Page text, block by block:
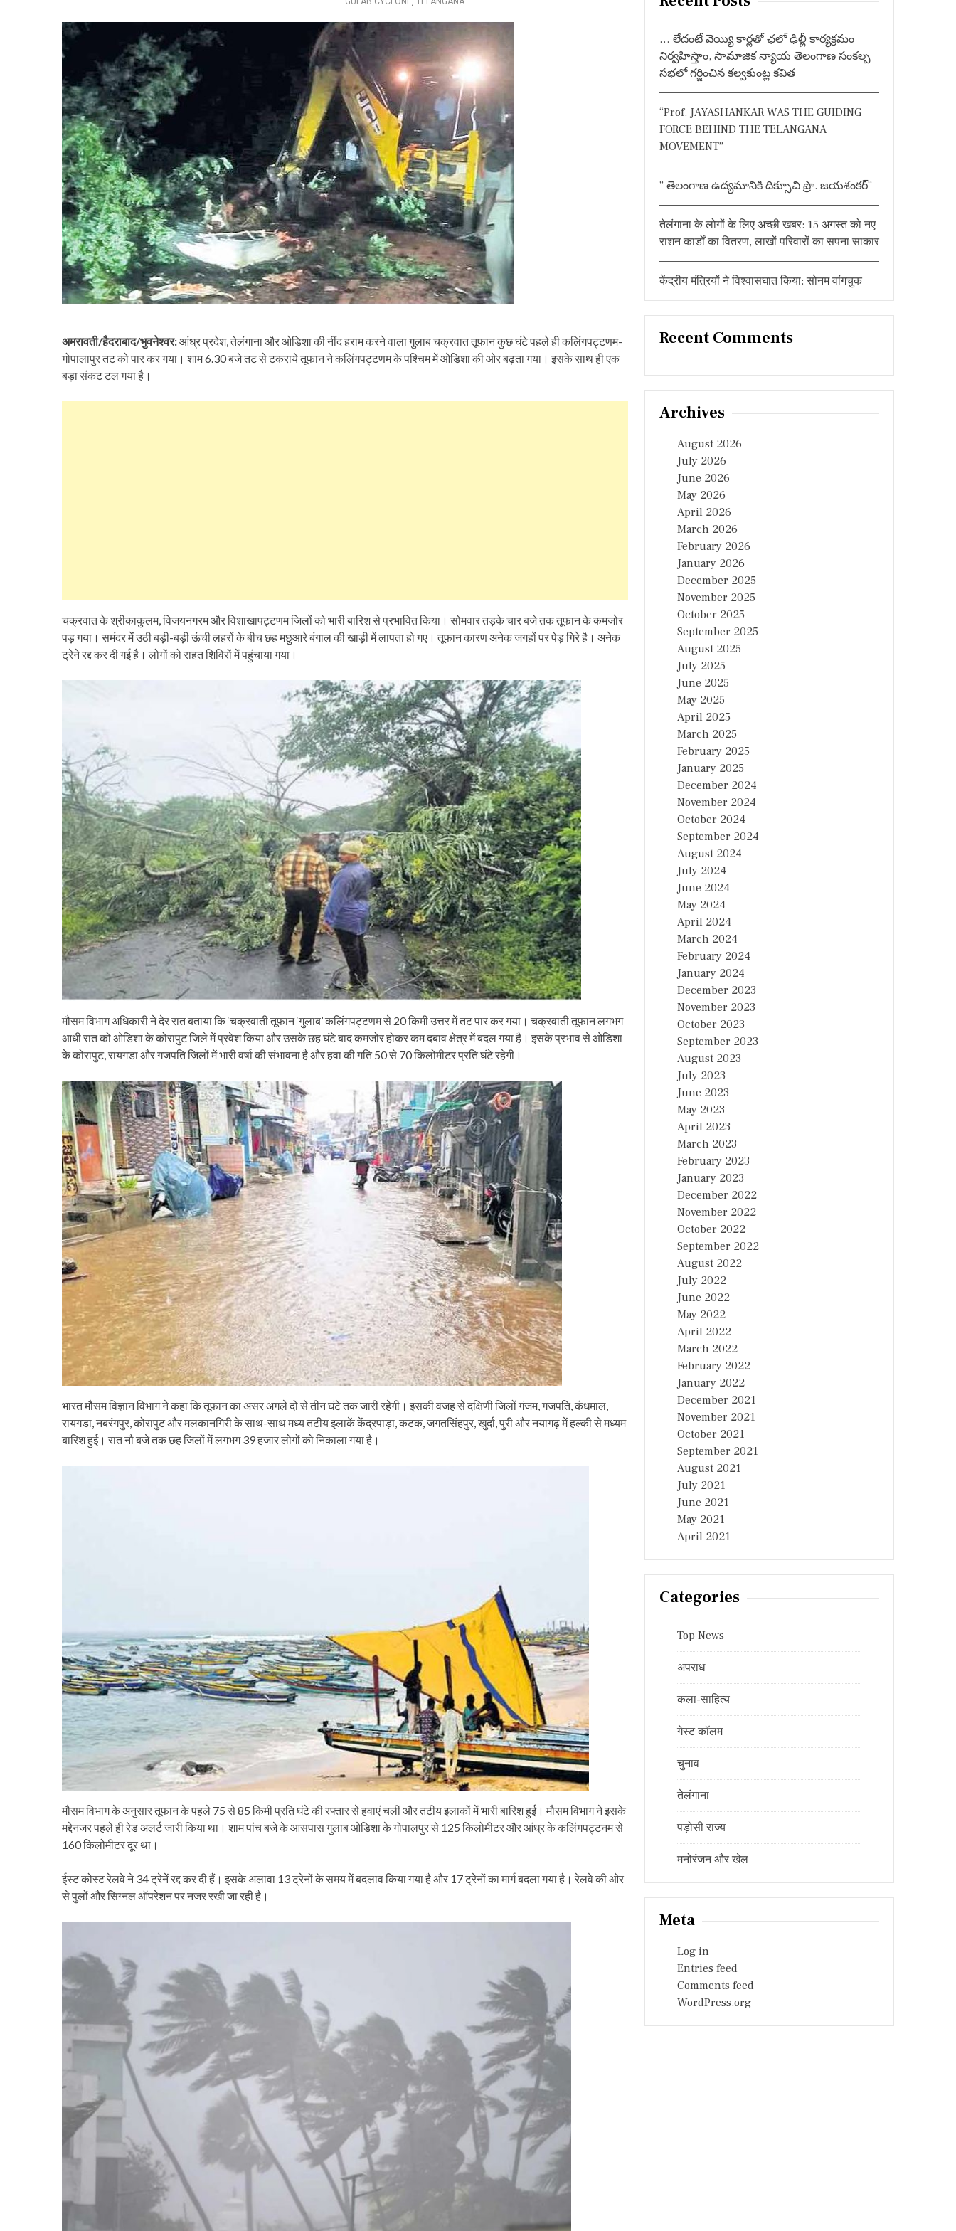
अमरावती/हैदराबाद/भुवनेश्वर:आंध्र प्रदेश, तेलंगाना और ओडिशा की नींद हराम करने वाला गुलाब चक्रवात तूफान कुछ घंटे पहले ही कलिंगपट्टणम-
गोपालापुर तट को पार कर गया। शाम 6.30 बजे तट से टकराये तूफान ने कलिंगपट्टणम के पश्चिम में ओडिशा की ओर बढ़ता गया। इसके साथ ही एक
बड़ा संकट टल गया है।
चक्रवात के श्रीकाकुलम, विजयनगरम और विशाखापट्टणम जिलों को भारी बारिश से प्रभावित किया। सोमवार तड़के चार बजे तक तूफान के कमजोर
पड़ गया। समंदर में उठी बड़ी-बड़ी ऊंची लहरों के बीच छह मछुआरे बंगाल की खाड़ी में लापता हो गए। तूफान कारण अनेक जगहों पर पेड़ गिरे है। अनेक
ट्रेने रद्द कर दी गई है। लोगों को राहत शिविरों में पहुंचाया गया।
मौसम विभाग अधिकारी ने देर रात बताया कि ‘चक्रवाती तूफान ‘गुलाब’ कलिंगपट्टणम से 20 किमी उत्तर में तट पार कर गया। चक्रवाती तूफान लगभग
आधी रात को ओडिशा के कोरापुट जिले में प्रवेश किया और उसके छह घंटे बाद कमजोर होकर कम दबाव क्षेत्र में बदल गया है। इसके प्रभाव से ओडिशा
के कोरापुट, रायगडा और गजपति जिलों में भारी वर्षा की संभावना है और हवा की गति 50 से 70 किलोमीटर प्रति घंटे रहेगी।
भारत मौसम विज्ञान विभाग ने कहा कि तूफान का असर अगले दो से तीन घंटे तक जारी रहेगी। इसकी वजह से दक्षिणी जिलों गंजम, गजपति, कंधमाल,
रायगडा, नबरंगपुर, कोरापुट और मलकानगिरी के साथ-साथ मध्य तटीय इलाकें केंद्रपाड़ा, कटक, जगतसिंहपुर, खुर्दा, पुरी और नयागढ़ में हल्की से मध्यम
बारिश हुई। रात नौ बजे तक छह जिलों में लगभग 39 हजार लोगों को निकाला गया है।
मौसम विभाग के अनुसार तूफान के पहले 75 से 85 किमी प्रति घंटे की रफ्तार से हवाएं चलीं और तटीय इलाकों में भारी बारिश हुई। मौसम विभाग ने इसके
मद्देनजर पहले ही रेड अलर्ट जारी किया था। शाम पांच बजे के आसपास गुलाब ओडिशा के गोपालपुर से 125 किलोमीटर और आंध्र के कलिंगपट्टनम से
160 किलोमीटर दूर था।
ईस्ट कोस्ट रेलवे ने 34 ट्रेनें रद्द कर दी हैं। इसके अलावा 13 ट्रेनों के समय में बदलाव किया गया है और 17 ट्रेनों का मार्ग बदला गया है। रेलवे की ओर
से पुलों और सिग्नल ऑपरेशन पर नजर रखी जा रही है।
… లేదంటే వెయ్యి కార్లతో ఛలో ఢిల్లీ కార్యక్రమం
నిర్వహిస్తాం, సామాజిక న్యాయ తెలంగాణ సంకల్ప
సభలో గర్జించిన కల్వకుంట్ల కవిత
“Prof. JAYASHANKAR WAS THE GUIDING
FORCE BEHIND THE TELANGANA
MOVEMENT”
” తెలంగాణ ఉద్యమానికి దిక్సూచి ప్రొ. జయశంకర్”
तेलंगाना के लोगों के लिए अच्छी खबर: 15 अगस्त को नए
राशन कार्डों का वितरण, लाखों परिवारों का सपना साकार
केंद्रीय मंत्रियों ने विश्वासघात किया: सोनम वांगचुक
Recent Comments
Archives
August 2026
July 2026
June 2026
May 2026
April 2026
March 2026
February 2026
January 2026
December 2025
November 2025
October 2025
September 2025
August 2025
July 2025
June 2025
May 2025
April 2025
March 2025
February 2025
January 2025
December 2024
November 2024
October 2024
September 2024
August 2024
July 2024
June 2024
May 2024
April 2024
March 2024
February 2024
January 2024
December 2023
November 2023
October 2023
September 2023
August 2023
July 2023
June 2023
May 2023
April 2023
March 2023
February 2023
January 2023
December 2022
November 2022
October 2022
September 2022
August 2022
July 2022
June 2022
May 2022
April 2022
March 2022
February 2022
January 2022
December 2021
November 2021
October 2021
September 2021
August 2021
July 2021
June 2021
May 2021
April 2021
Categories
Top News
अपराध
कला-साहित्य
गेस्ट कॉलम
चुनाव
तेलंगाना
पड़ोसी राज्य
मनोरंजन और खेल
Meta
Log in
Entries feed
Comments feed
WordPress.org